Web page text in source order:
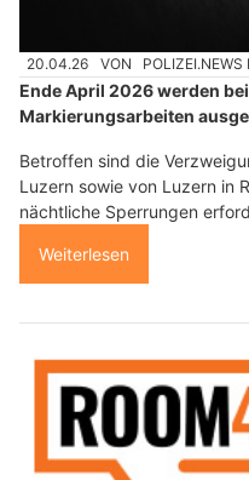
20.04.26 VON POLIZEI.NEWS
Ende April 2026 werden
Markierungsarbeiten
Betroffen sind die
Luzern sowie von Luzern in
nächtliche Sperrungen
Weiterlesen